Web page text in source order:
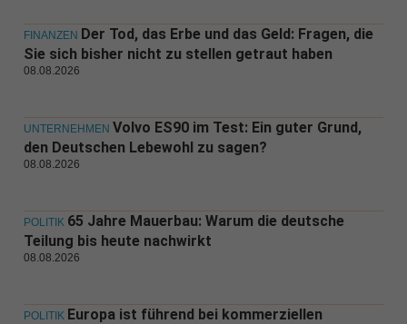
FINANZEN Der Tod, das Erbe und das Geld: Fragen, die
Sie sich bisher nicht zu stellen getraut haben
08.08.2026
UNTERNEHMEN Volvo ES90 im Test: Ein guter Grund,
den Deutschen Lebewohl zu sagen?
08.08.2026
POLITIK 65 Jahre Mauerbau: Warum die deutsche
Teilung bis heute nachwirkt
08.08.2026
POLITIK Europa ist führend bei kommerziellen